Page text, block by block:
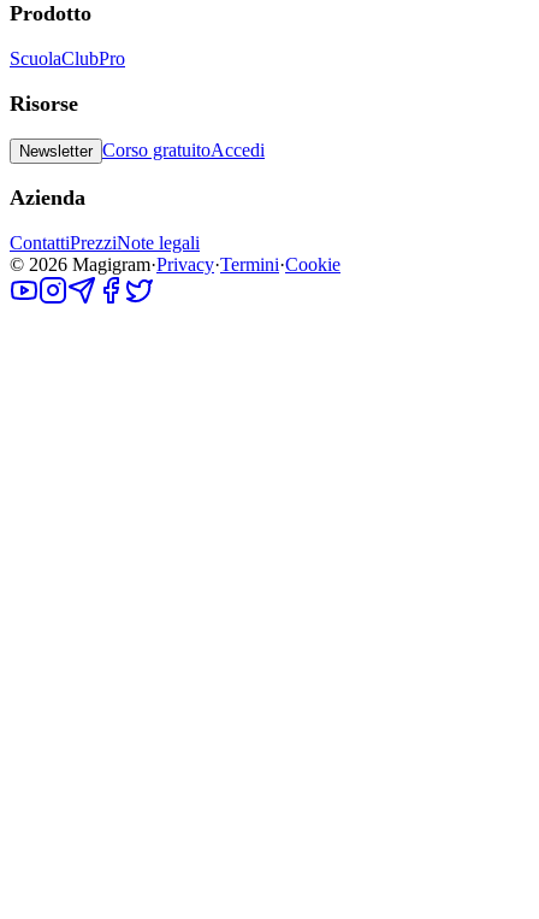
Prodotto
ScuolaClubPro
Risorse
Newsletter Corso gratuitoAccedi
Azienda
ContattiPrezziNote legali
© 2026 Magigram·Privacy·Termini·Cookie